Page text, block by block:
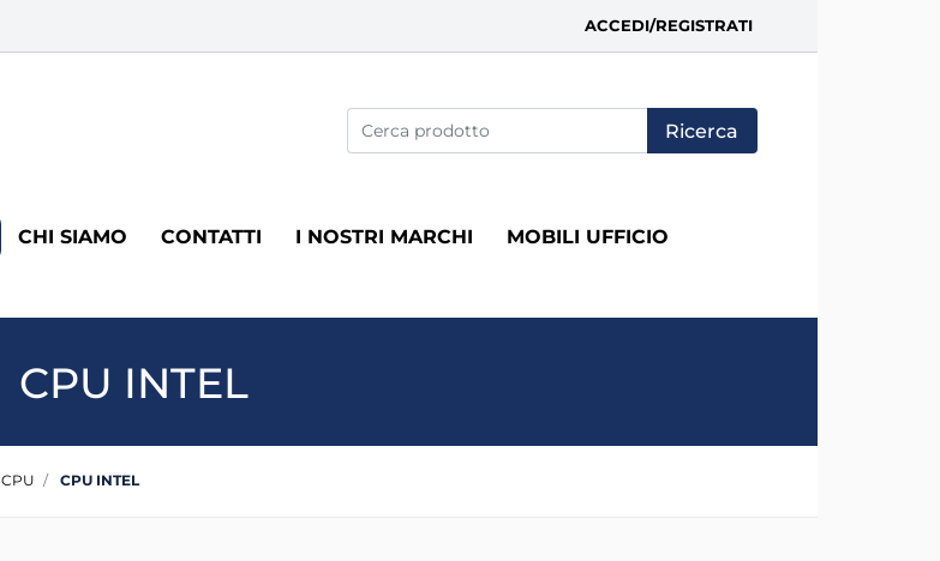
ACCEDI/REGISTRATI
La modifica di un filtro aggiorna automaticamente gli altri filtri
CHI SIAMO CONTATTI I NOSTRI MARCHI
MOBILI UFFICIO
CPU INTEL
CPU CPU INTEL